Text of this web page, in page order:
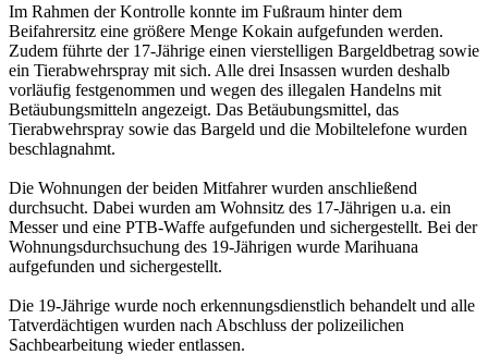
Im Rahmen der Kontrolle konnte im Fußraum hinter dem
Beifahrersitz eine größere Menge Kokain aufgefunden werden.
Zudem führte der 17-Jährige einen vierstelligen Bargeldbetrag sowie
ein Tierabwehrspray mit sich. Alle drei Insassen wurden deshalb
vorläufig festgenommen und wegen des illegalen Handelns mit
Betäubungsmitteln angezeigt. Das Betäubungsmittel, das
Tierabwehrspray sowie das Bargeld und die Mobiltelefone wurden
beschlagnahmt.
Die Wohnungen der beiden Mitfahrer wurden anschließend
durchsucht. Dabei wurden am Wohnsitz des 17-Jährigen u.a. ein
Messer und eine PTB-Waffe aufgefunden und sichergestellt. Bei der
Wohnungsdurchsuchung des 19-Jährigen wurde Marihuana
aufgefunden und sichergestellt.
Die 19-Jährige wurde noch erkennungsdienstlich behandelt und alle
Tatverdächtigen wurden nach Abschluss der polizeilichen
Sachbearbeitung wieder entlassen.